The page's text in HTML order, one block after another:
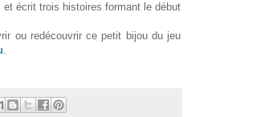
écrit trois histoires formant le début
ou redécouvrir ce petit bijou du jeu
.